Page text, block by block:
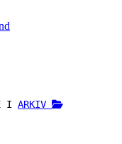
I ARKIV